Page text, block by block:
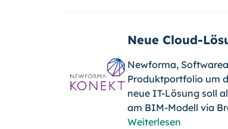
Neue Cloud-
Newforma,
Produktportfolio um
neue IT-Lösung soll
am BIM-Modell via
Weiterlesen